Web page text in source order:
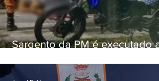
Sargento da PM é executado a
em Vaz Lobo